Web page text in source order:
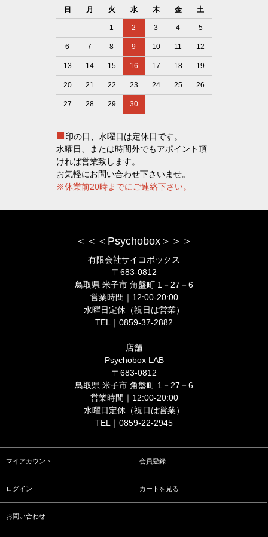
日
月 火 水 木 金 土
1 2 3 4 5
6 7 8 9 10 11 12
13 14 15 16 17 18 19
20 21 22 23 24 25 26
27 28 29 30
■印の日、水曜日は定休日です。
水曜日、または時間外でもアポイント頂
ければ営業致します。
お気軽にお問い合わせ下さいませ。
※休業前20時までにご連絡下さい。
＜＜＜Psychobox＞＞＞
有限会社サイコボックス
〒683-0812
鳥取県 米子市 角盤町 1－27－6
営業時間｜12:00-20:00
水曜日定休（祝日は営業）
TEL｜0859-37-2882
店舗
Psychobox LAB
〒683-0812
鳥取県 米子市 角盤町 1－27－6
営業時間｜12:00-20:00
水曜日定休（祝日は営業）
TEL｜0859-22-2945
マイアカウント 会員登録
ログイン カートを見る
お問い合わせ